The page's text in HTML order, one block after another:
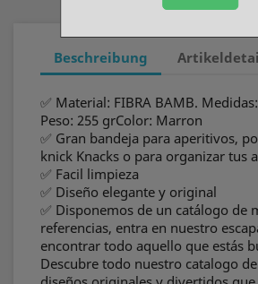
Beschreibung
✅ Material: FIBRA BAMB.
Peso: 255 grColor: Marron
✅ Gran bandeja para aperitivos,
knick Knacks o para organizar tus
✅ Facil limpieza
✅ Diseño elegante y original
✅ Disponemos de un catálogo de
referencias, entra en nuestro
encontrar todo aquello que estás
Descubre todo nuestro catalogo de